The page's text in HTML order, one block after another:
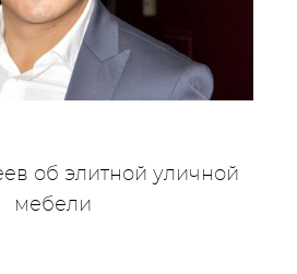
об элитной уличной
мебели